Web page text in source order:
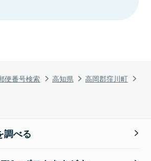
便番号検索 高知県
高岡郡窪川町
調べる